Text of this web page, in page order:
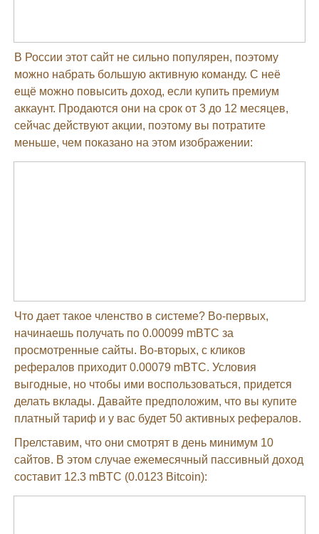
В России этот сайт не сильно популярен, поэтому
можно набрать большую активную команду. С неё
ещё можно повысить доход, если купить премиум
аккаунт. Продаются они на срок от 3 до 12 месяцев,
сейчас действуют акции, поэтому вы потратите
меньше, чем показано на этом изображении:
Что дает такое членство в системе? Во-первых,
начинаешь получать по 0.00099 mBTC за
просмотренные сайты. Во-вторых, с кликов
рефералов приходит 0.00079 mBTC. Условия
выгодные, но чтобы ими воспользоваться, придется
делать вклады. Давайте предположим, что вы купите
платный тариф и у вас будет 50 активных рефералов.
Прелставим, что они смотрят в день минимум 10
сайтов. В этом случае ежемесячный пассивный доход
составит 12.3 mBTC (0.0123 Bitcoin):